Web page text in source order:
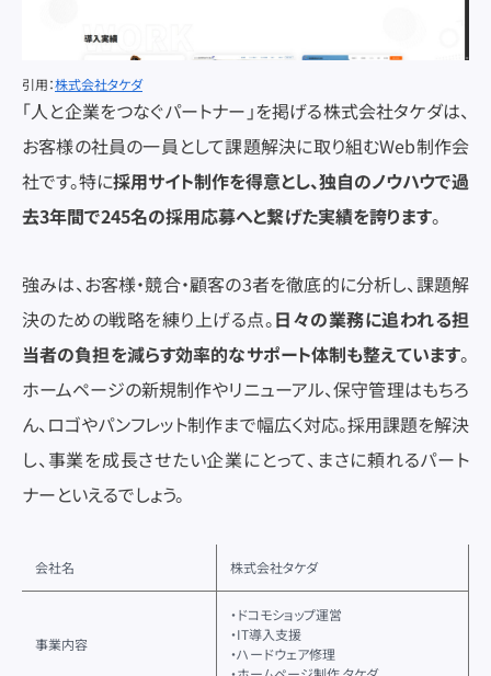
引用：株式会社タケダ
「人と企業をつなぐパートナー」を掲げる株式会社タケダは、
お客様の社員の一員として課題解決に取り組むWeb制作会
社です。特に採用サイト制作を得意とし、独自のノウハウで過
去3年間で245名の採用応募へと繋げた実績を誇ります。
強みは、お客様・競合・顧客の3者を徹底的に分析し、課題解
決のための戦略を練り上げる点。日々の業務に追われる担
当者の負担を減らす効率的なサポート体制も整えています。
ホームページの新規制作やリニューアル、保守管理はもちろ
ん、ロゴやパンフレット制作まで幅広く対応。採用課題を解決
し、事業を成長させたい企業にとって、まさに頼れるパート
ナーといえるでしょう。
会社名 株式会社タケダ
事業内容
・ドコモショップ運営
・IT導入支援
・ハードウェア修理